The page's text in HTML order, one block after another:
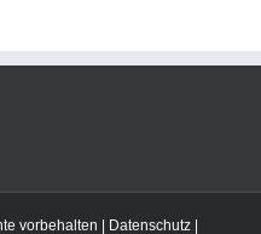
vorbehalten | Datenschutz |